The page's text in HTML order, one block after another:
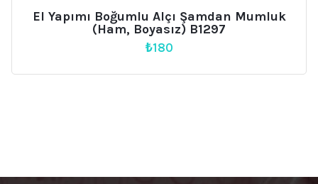
El Yapımı Boğumlu Alçı Şamdan Mumluk
(Ham, Boyasız) B1297
₺180